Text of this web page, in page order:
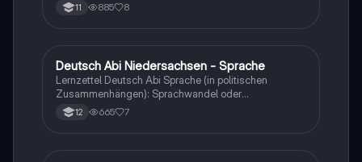
11 885 8
Deutsch
Deutsch Abi Niedersachsen - Sprache
Lernzettel Deutsch Abi Sprache (in politischen
Zusammenhängen): Sprachwandel oder
Sprachverfall, Standardisierungsideologie und
Differenztheorie, Kommunikationsmodelle, Merkmale
12 665 7